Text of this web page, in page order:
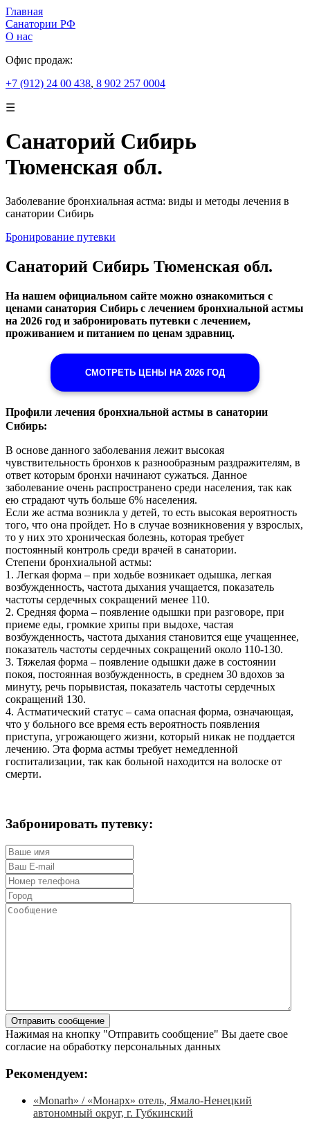
Главная
Санатории РФ
О нас
Офис продаж:
+7 (912) 24 00 438, 8 902 257 0004
☰
Санаторий Сибирь
Тюменская обл.
Заболевание бронхиальная астма: виды и методы лечения в
санатории Сибирь
Бронирование путевки
Санаторий Сибирь Тюменская обл.
На нашем официальном сайте можно ознакомиться с
ценами санатория Сибирь с лечением бронхиальной астмы
на 2026 год и забронировать путевки с лечением,
проживанием и питанием по ценам здравниц.
СМОТРЕТЬ ЦЕНЫ НА 2026 ГОД
Профили лечения бронхиальной астмы в санатории
Сибирь:
В основе данного заболевания лежит высокая
чувствительность бронхов к разнообразным раздражителям, в
ответ которым бронхи начинают сужаться. Данное
заболевание очень распространено среди населения, так как
ею страдают чуть больше 6% населения.
Если же астма возникла у детей, то есть высокая вероятность
того, что она пройдет. Но в случае возникновения у взрослых,
то у них это хроническая болезнь, которая требует
постоянный контроль среди врачей в санатории.
Степени бронхиальной астмы:
1. Легкая форма – при ходьбе возникает одышка, легкая
возбужденность, частота дыхания учащается, показатель
частоты сердечных сокращений менее 110.
2. Средняя форма – появление одышки при разговоре, при
приеме еды, громкие хрипы при выдохе, частая
возбужденность, частота дыхания становится еще учащеннее,
показатель частоты сердечных сокращений около 110-130.
3. Тяжелая форма – появление одышки даже в состоянии
покоя, постоянная возбужденность, в среднем 30 вдохов за
минуту, речь порывистая, показатель частоты сердечных
сокращений 130.
4. Астматический статус – сама опасная форма, означающая,
что у больного все время есть вероятность появления
приступа, угрожающего жизни, который никак не поддается
лечению. Эта форма астмы требует немедленной
госпитализации, так как больной находится на волоске от
смерти.
Забронировать путевку:
Нажимая на кнопку "Отправить сообщение" Вы даете свое
согласие на обработку персональных данных
Рекомендуем:
«Monarh» / «Монарх» отель, Ямало-Ненецкий
автономный округ, г. Губкинский